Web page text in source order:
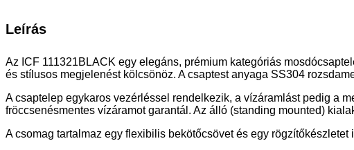
Leírás
Az ICF 111321BLACK egy elegáns, prémium kategóriás
és stílusos megjelenést kölcsönöz. A csaptest anyaga SS304
A csaptelep egykaros vezérléssel rendelkezik, a vízáramlást pedig a
fröccsenésmentes vízáramot garantál. Az álló (standing mounted)
A csomag tartalmaz egy flexibilis bekötőcsövet és egy